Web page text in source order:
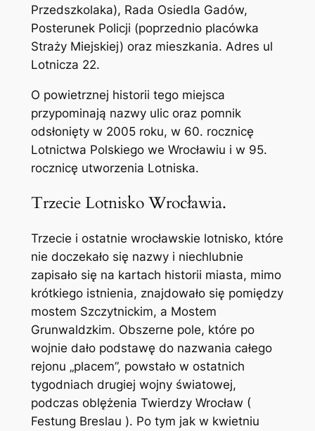
Przedszkolaka), Rada Osiedla Gadów,
Posterunek Policji (poprzednio placówka
Straży Miejskiej) oraz mieszkania. Adres ul
Lotnicza 22.
O powietrznej historii tego miejsca
przypominają nazwy ulic oraz pomnik
odsłonięty w 2005 roku, w 60. rocznicę
Lotnictwa Polskiego we Wrocławiu i w 95.
rocznicę utworzenia Lotniska.
Trzecie Lotnisko Wrocławia.
Trzecie i ostatnie wrocławskie lotnisko, które
nie doczekało się nazwy i niechlubnie
zapisało się na kartach historii miasta, mimo
krótkiego istnienia, znajdowało się pomiędzy
mostem Szczytnickim, a Mostem
Grunwaldzkim. Obszerne pole, które po
wojnie dało podstawę do nazwania całego
rejonu „placem”, powstało w ostatnich
tygodniach drugiej wojny światowej,
podczas oblężenia Twierdzy Wrocław (
Festung Breslau ). Po tym jak w kwietniu